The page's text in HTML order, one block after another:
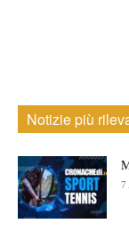
Notizie più
7